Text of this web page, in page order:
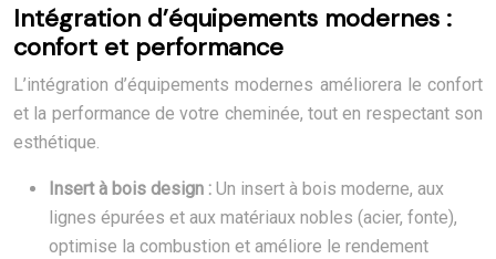
Intégration d’équipements modernes :
confort et performance
L’intégration d’équipements modernes améliorera le confort
et la performance de votre cheminée, tout en respectant son
esthétique.
Insert à bois design : Un insert à bois moderne, aux
lignes épurées et aux matériaux nobles (acier, fonte),
optimise la combustion et améliore le rendement